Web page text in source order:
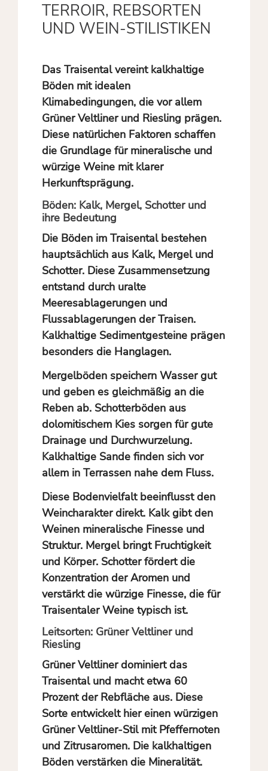
TERROIR, REBSORTEN
UND WEIN-STILISTIKEN
Das Traisental vereint kalkhaltige
Böden mit idealen
Klimabedingungen, die vor allem
Grüner Veltliner und Riesling prägen.
Diese natürlichen Faktoren schaffen
die Grundlage für mineralische und
würzige Weine mit klarer
Herkunftsprägung.
Böden: Kalk, Mergel, Schotter und
ihre Bedeutung
Die Böden im Traisental bestehen
hauptsächlich aus Kalk, Mergel und
Schotter. Diese Zusammensetzung
entstand durch uralte
Meeresablagerungen und
Flussablagerungen der Traisen.
Kalkhaltige Sedimentgesteine prägen
besonders die Hanglagen.
Mergelböden speichern Wasser gut
und geben es gleichmäßig an die
Reben ab. Schotterböden aus
dolomitischem Kies sorgen für gute
Drainage und Durchwurzelung.
Kalkhaltige Sande finden sich vor
allem in Terrassen nahe dem Fluss.
Diese Bodenvielfalt beeinflusst den
Weincharakter direkt. Kalk gibt den
Weinen mineralische Finesse und
Struktur. Mergel bringt Fruchtigkeit
und Körper. Schotter fördert die
Konzentration der Aromen und
verstärkt die würzige Finesse, die für
Traisentaler Weine typisch ist.
Leitsorten: Grüner Veltliner und
Riesling
Grüner Veltliner dominiert das
Traisental und macht etwa 60
Prozent der Rebfläche aus. Diese
Sorte entwickelt hier einen würzigen
Grüner Veltliner-Stil mit Pfeffernoten
und Zitrusaromen. Die kalkhaltigen
Böden verstärken die Mineralität.